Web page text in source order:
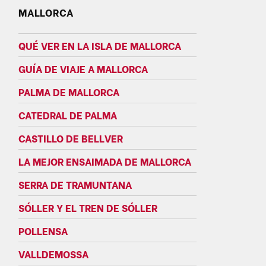
MALLORCA
QUÉ VER EN LA ISLA DE MALLORCA
GUÍA DE VIAJE A MALLORCA
PALMA DE MALLORCA
CATEDRAL DE PALMA
CASTILLO DE BELLVER
LA MEJOR ENSAIMADA DE MALLORCA
SERRA DE TRAMUNTANA
SÓLLER Y EL TREN DE SÓLLER
POLLENSA
VALLDEMOSSA